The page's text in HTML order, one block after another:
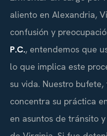
aliento en Alexandria,
confusión y
P.C., entendemos que
lo que implica este
su vida. Nuestro
concentra su práctica
en asuntos de tránsito